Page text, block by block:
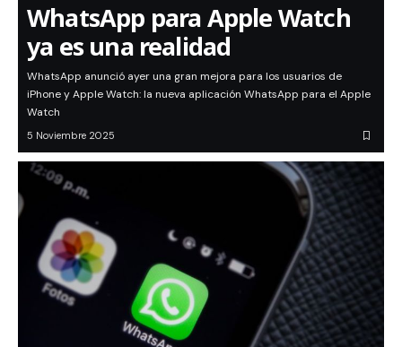
WhatsApp para Apple Watch
ya es una realidad
WhatsApp anunció ayer una gran mejora para los usuarios de
iPhone y Apple Watch: la nueva aplicación WhatsApp para el Apple
Watch
5 Noviembre 2025